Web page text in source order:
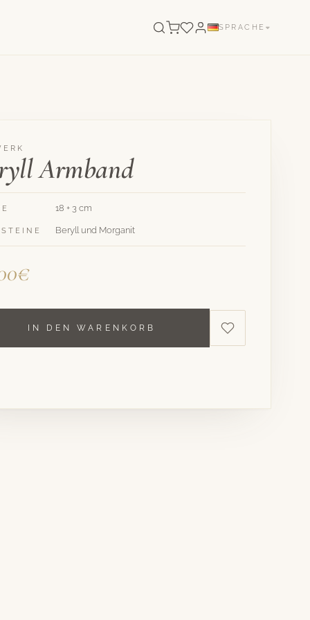
SPRACHE
Armband
18 + 3 cm
Beryll und Morganit
IN DEN WARENKORB